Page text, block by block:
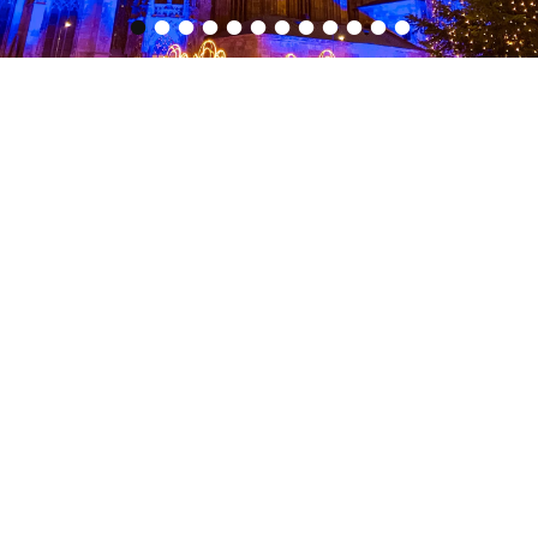
••••••••••••